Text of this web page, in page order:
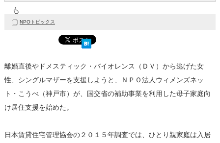
も
NPOトピックス
離婚直後やドメスティック・バイオレンス（ＤＶ）から逃げた女
性、シングルマザーを支援しようと、ＮＰＯ法人ウィメンズネッ
ト・こうべ（神戸市）が、国交省の補助事業を利用した母子家庭向
け居住支援を始めた。
日本賃貸住宅管理協会の２０１５年調査では、ひとり親家庭は入居